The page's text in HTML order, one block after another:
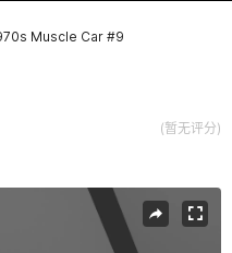
Muscle Car #9
(暂无评分)